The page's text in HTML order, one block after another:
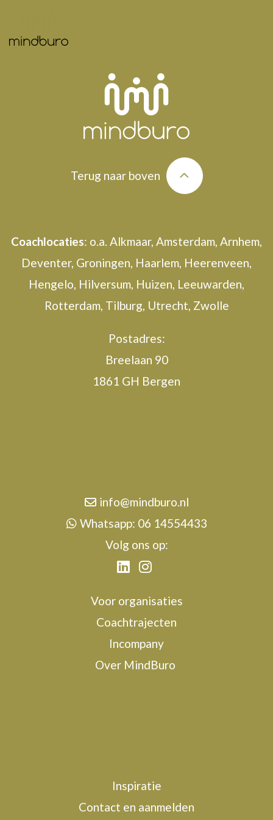
Terug naar boven
Coachlocaties: o.a. Alkmaar, Amsterdam, Arnhem,
Deventer, Groningen, Haarlem, Heerenveen,
Hengelo, Hilversum, Huizen, Leeuwarden,
Rotterdam, Tilburg, Utrecht, Zwolle
Postadres:
Breelaan 90
1861 GH Bergen
info@mindburo.nl
Whatsapp: 06 14554433
Volg ons op:
Voor organisaties
Coachtrajecten
Incompany
Over MindBuro
Inspiratie
Contact en aanmelden